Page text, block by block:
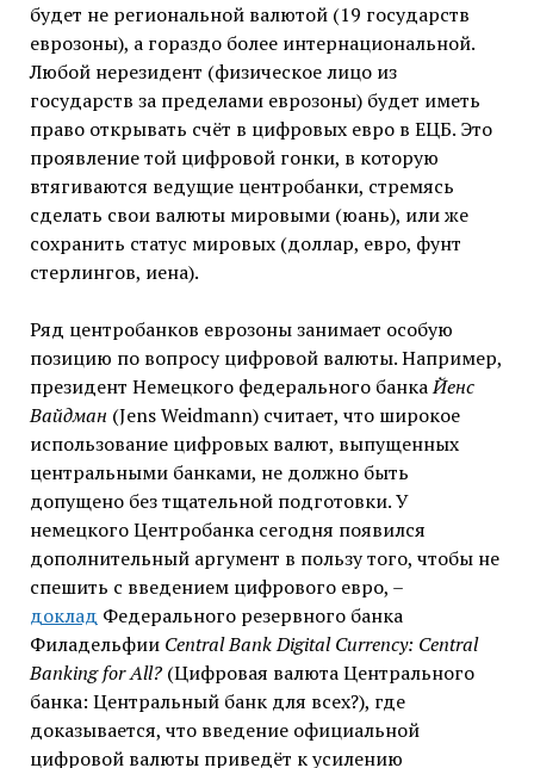
будет не региональной валютой (19 государств
еврозоны), а гораздо более интернациональной.
Любой нерезидент (физическое лицо из
государств за пределами еврозоны) будет иметь
право открывать счёт в цифровых евро в ЕЦБ. Это
проявление той цифровой гонки, в которую
втягиваются ведущие центробанки, стремясь
сделать свои валюты мировыми (юань), или же
сохранить статус мировых (доллар, евро, фунт
стерлингов, иена).
Ряд центробанков еврозоны занимает особую
позицию по вопросу цифровой валюты. Например,
президент Немецкого федерального банкаЙенс
Вайдман (Jens Weidmann) считает, что широкое
использование цифровых валют, выпущенных
центральными банками, не должно быть
допущено без тщательной подготовки. У
немецкого Центробанка сегодня появился
дополнительный аргумент в пользу того, чтобы не
спешить с введением цифрового евро, –
доклад Федерального резервного банка
Филадельфии Central Bank Digital Currency: Central
Banking for All?(Цифровая валюта Центрального
банка: Центральный банк для всех?), где
доказывается, что введение официальной
цифровой валюты приведёт к усилению